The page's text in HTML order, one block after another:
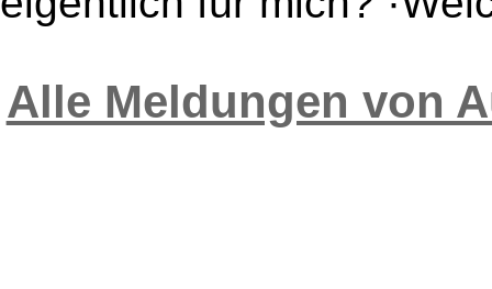
Alle Meldungen von